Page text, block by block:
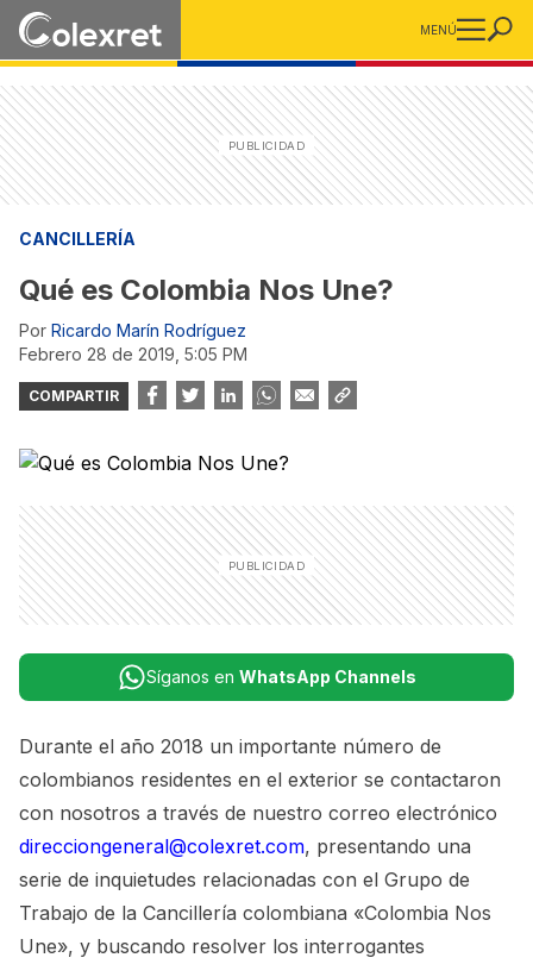
MENÚ
CANCILLERÍA
Qué es Colombia Nos Une?
Por Ricardo Marín Rodríguez
febrero 28 de 2019, 5:05 PM
COMPARTIR
Síganos en WhatsApp Channels
Durante el año 2018 un importante número de
colombianos residentes en el exterior se contactaron
con nosotros a través de nuestro correo electrónico
direcciongeneral@colexret.com, presentando una
serie de inquietudes relacionadas con el Grupo de
Trabajo de la Cancillería colombiana «Colombia Nos
Une», y buscando resolver los interrogantes